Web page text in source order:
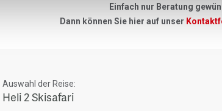
Einfach nur Beratung
Dann können Sie hier auf unser
Auswahl der Reise:
Heli 2 Skisafari